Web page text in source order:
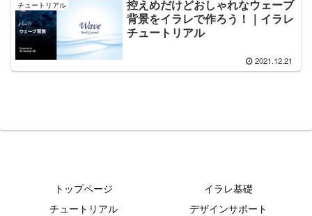
チュートリアル
控えめだけどおしゃれなウェーブ
背景をイラレで作ろう！｜イラレ
チュートリアル
2021.12.21
トップページ
イラレ基礎
チュートリアル
デザインサポート